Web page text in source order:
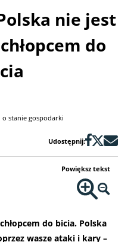
nie jest
do
stanie gospodarki
Udostępnij:
Powiększ tekst
do bicia. Polska
wasze ataki i kary –